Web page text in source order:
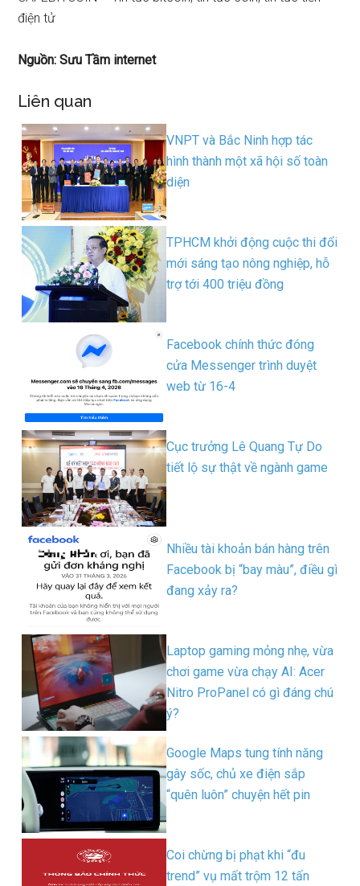
điện tử
Nguồn: Sưu Tầm internet
Liên quan
VNPT và Bắc Ninh hợp tác
hình thành một xã hội số toàn
diện
TPHCM khởi động cuộc thi đổi
mới sáng tạo nông nghiệp, hỗ
trợ tới 400 triệu đồng
Facebook chính thức đóng
cửa Messenger trình duyệt
web từ 16-4
Cục trưởng Lê Quang Tự Do
tiết lộ sự thật về ngành game
Nhiều tài khoản bán hàng trên
Facebook bị “bay màu”, điều gì
đang xảy ra?
Laptop gaming mỏng nhẹ, vừa
chơi game vừa chạy AI: Acer
Nitro ProPanel có gì đáng chú
ý?
Google Maps tung tính năng
gây sốc, chủ xe điện sắp
“quên luôn” chuyện hết pin
Coi chừng bị phạt khi “đu
trend” vụ mất trộm 12 tấn